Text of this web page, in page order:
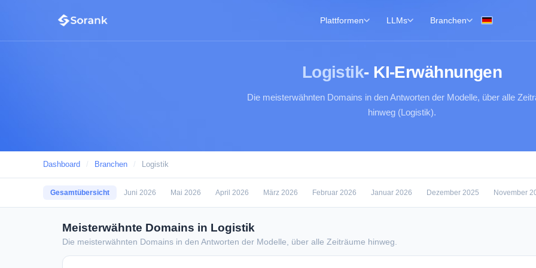
Plattformen LLMs Branchen
Logistik- KI-Erwähnungen
Die meisterwähnten Domains in den Antworten der Modelle, über alle
hinweg (Logistik).
Dashboard / Branchen / Logistik
Gesamtübersicht Juni 2026 Mai 2026 April 2026 März 2026 Februar 2026 Januar 2026 Dezember 2025 November
Meisterwähnte Domains in Logistik
Die meisterwähnten Domains in den Antworten der Modelle, über alle Zeiträume hinweg.